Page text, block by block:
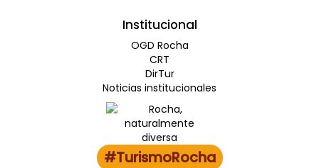
Institucional
OGD Rocha
CRT
DirTur
Noticias institucionales
#TurismoRocha